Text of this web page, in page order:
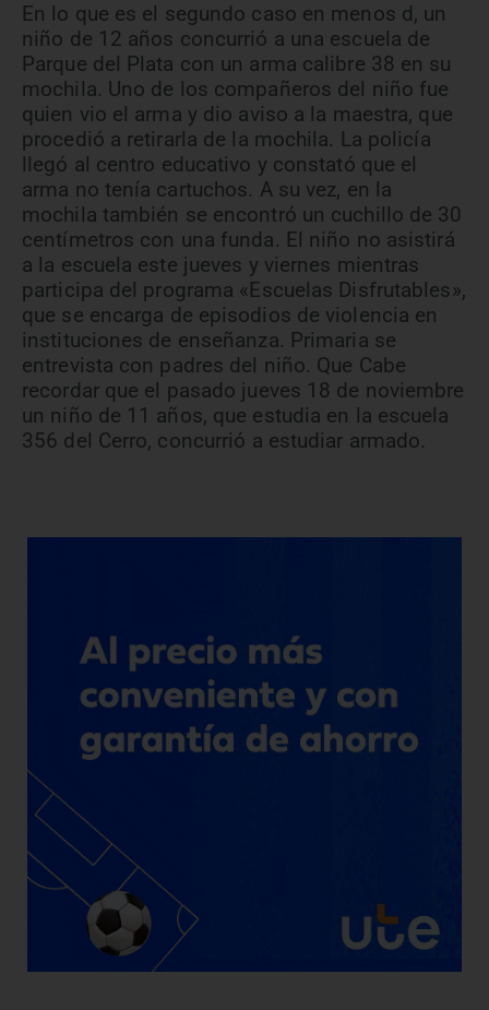
En lo que es el segundo caso en menos d, un
niño de 12 años concurrió a una escuela de
Parque del Plata con un arma calibre 38 en su
mochila. Uno de los compañeros del niño fue
quien vio el arma y dio aviso a la maestra, que
procedió a retirarla de la mochila. La policía
llegó al centro educativo y constató que el
arma no tenía cartuchos. A su vez, en la
mochila también se encontró un cuchillo de 30
centímetros con una funda. El niño no asistirá
a la escuela este jueves y viernes mientras
participa del programa «Escuelas Disfrutables»,
que se encarga de episodios de violencia en
instituciones de enseñanza. Primaria se
entrevista con padres del niño. Que Cabe
recordar que el pasado jueves 18 de noviembre
un niño de 11 años, que estudia en la escuela
356 del Cerro, concurrió a estudiar armado.